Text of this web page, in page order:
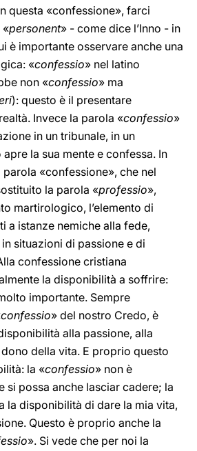
questa «confessione», farci
«personent» - come dice l’Inno - in
è importante osservare anche una
«confessio» nel latino
non «confessio» ma
): questo è il presentare
Invece la parola «confessio»
in un tribunale, in un
la sua mente e confessa. In
«confessione», che nel
la parola «professio»,
martirologico, l’elemento di
a istanze nemiche alla fede,
situazioni di passione e di
confessione cristiana
la disponibilità a soffrire:
importante. Sempre
confessio» del nostro Credo, è
alla passione, alla
della vita. E proprio questo
la «confessio» non è
si possa anche lasciar cadere; la
la disponibilità di dare la mia vita,
Questo è proprio anche la
». Si vede che per noi la